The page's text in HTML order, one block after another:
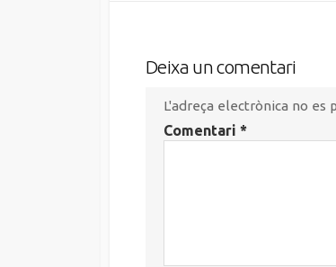
Deixa un comentari
L'adreça electrònica no es
Comentari *